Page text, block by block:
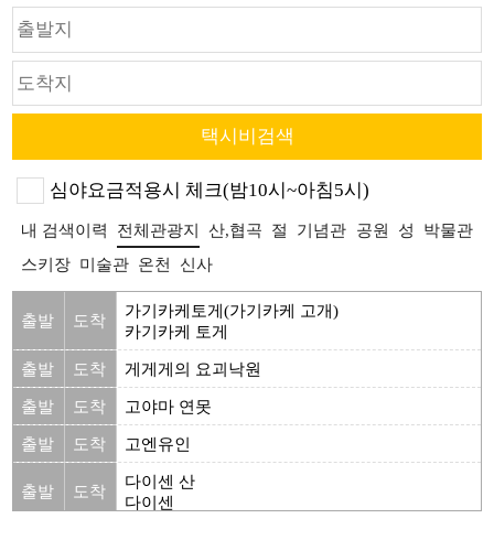
심야요금적용시 체크(밤10시~아침5시)
내 검색이력 전체관광지 산,협곡 절 기념관 공원 성
박물관
스키장 미술관 온천 신사
출발 도착
가기카케토게(가기카케 고개)
카기카케 토게
출발
도착
게게게의 요괴낙원
출발
도착
고야마 연못
출발
도착 고엔유인
출발 도착
다이센 산
다이센